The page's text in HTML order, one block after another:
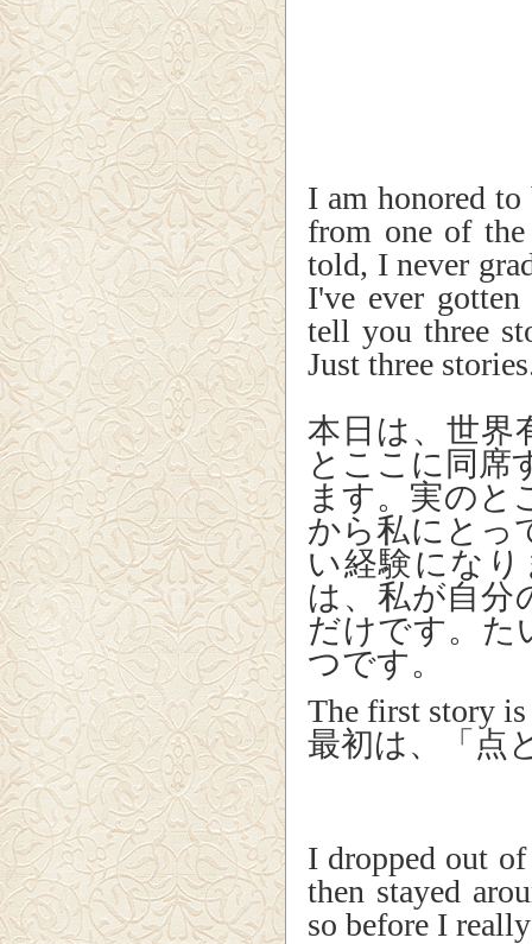
I am honored
from one of
told, I never
I've ever
tell you three
Just three
本日は、世界
とここに同席
ます。実のと
から私にとっ
い経験にな
は、私が自分
だけです。た
つです。
The first story is
最初は、「点
I dropped out
then stayed
so before I